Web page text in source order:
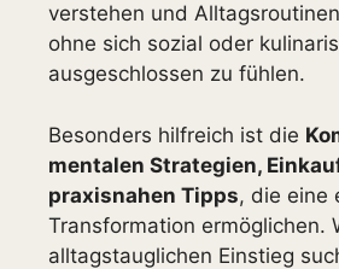
verstehen und
ohne sich sozial oder
ausgeschlossen zu fühlen.
Besonders hilfreich ist die
mentalen Strategien,
praxisnahen Tipps, die eine
Transformation ermöglichen.
alltagstauglichen Einstieg